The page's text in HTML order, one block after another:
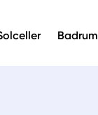
Badrum